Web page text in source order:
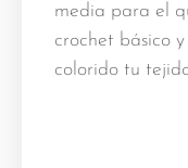
media para el
crochet básico
colorido tu